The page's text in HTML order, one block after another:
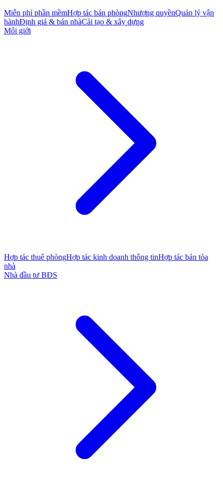
Miễn phí phần mềmHợp tác bán phòngNhượng quyềnQuản lý vận
hànhĐịnh giá & bán nhàCải tạo & xây dựng
Môi giới
Hợp tác thuê phòngHợp tác kinh doanh thông tinHợp tác bán tòa
nhà
Nhà đầu tư BĐS